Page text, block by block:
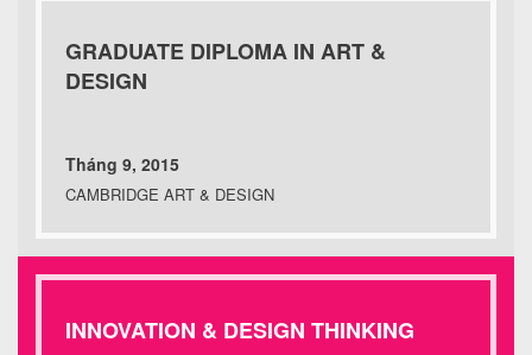
GRADUATE DIPLOMA IN ART &
DESIGN
Tháng 9, 2015
CAMBRIDGE ART & DESIGN
INNOVATION & DESIGN THINKING